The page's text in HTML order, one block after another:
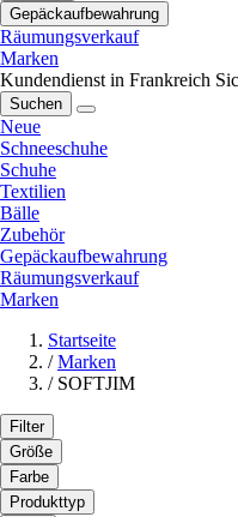
Gepäckaufbewahrung
Räumungsverkauf
Marken
Kundendienst in Frankreich
Suchen
Neue
Schneeschuhe
Schuhe
Textilien
Bälle
Zubehör
Gepäckaufbewahrung
Räumungsverkauf
Marken
Startseite
/ Marken
/ SOFTJIM
Filter
Größe
Farbe
Produkttyp